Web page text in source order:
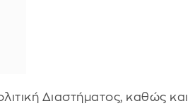
Διαστήματος, καθώς και